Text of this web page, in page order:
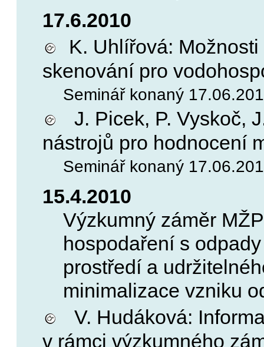
17.6.2010
K. Uhlířová:
skenování pro
Seminář konaný
J. Picek, P. Vyskoč,
nástrojů pro hodnocení
Seminář konaný
15.4.2010
Výzkumný záměr
hospodaření s
prostředí a
minimalizace vzniku
V. Hudáková:
v rámci výzkumného